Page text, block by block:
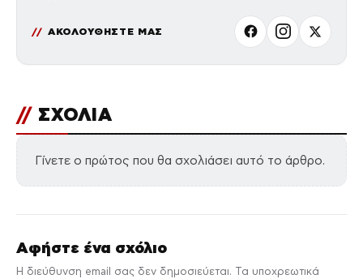
ΑΚΟΛΟΥΘΗΣΤΕ ΜΑΣ
// ΣΧΟΛΙΑ
Γίνετε ο πρώτος που θα σχολιάσει αυτό το άρθρο.
Αφήστε ένα σχόλιο
Η διεύθυνση email σας δεν δημοσιεύεται. Τα υποχρεωτικά